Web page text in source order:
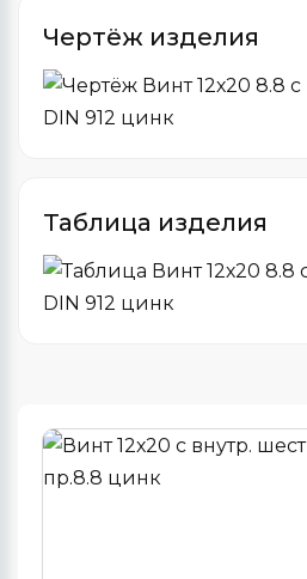
Чертёж изделия
Таблица изделия